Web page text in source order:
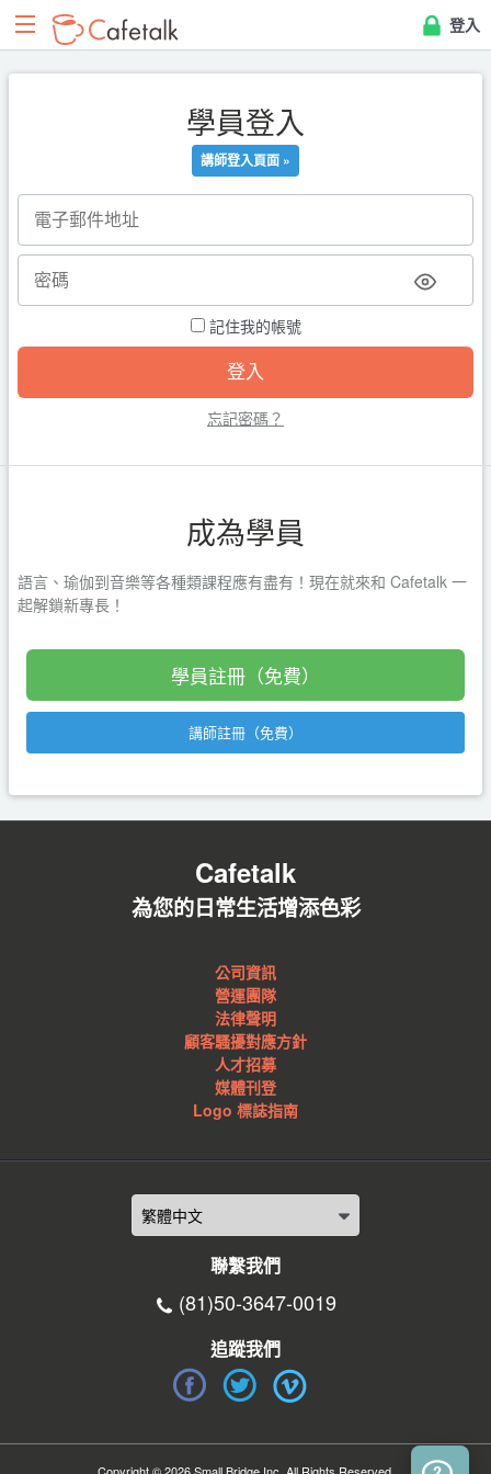
登入
學員登入
講師登入頁面 »
記住我的帳號
忘記密碼？
成為學員
語言、瑜伽到音樂等各種類課程應有盡有！現在就來和 Cafetalk 一
起解鎖新專長！
學員註冊（免費）
講師註冊（免費）
Cafetalk
為您的日常生活增添色彩
公司資訊
營運團隊
法律聲明
顧客騷擾對應方針
人才招募
媒體刊登
Logo 標誌指南
聯繫我們
(81)50-3647-0019
追蹤我們
Copyright © 2026 Small Bridge Inc. All Rights Reserved.